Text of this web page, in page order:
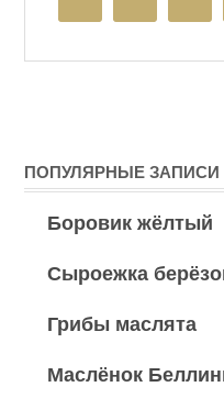
ПОПУЛЯРНЫЕ ЗАПИСИ
Боровик жёлтый
Сыроежка
Грибы маслята
Маслёнок